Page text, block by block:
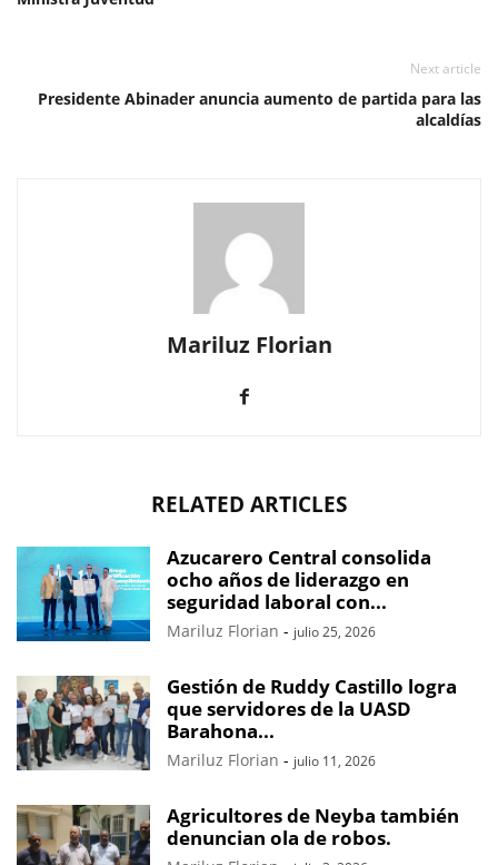
Next article
Presidente Abinader anuncia aumento de partida para las
alcaldías
Mariluz Florian
RELATED ARTICLES
Azucarero Central consolida
ocho años de liderazgo en
seguridad laboral con...
Mariluz Florian - julio 25, 2026
Gestión de Ruddy Castillo logra
que servidores de la UASD
Barahona...
Mariluz Florian - julio 11, 2026
Agricultores de Neyba también
denuncian ola de robos.